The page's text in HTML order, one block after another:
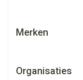
Merken
Organisaties